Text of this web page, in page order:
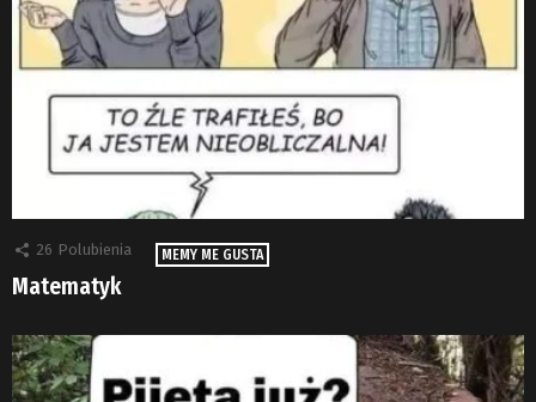
26 Polubienia MEMY ME GUSTA
Matematyk